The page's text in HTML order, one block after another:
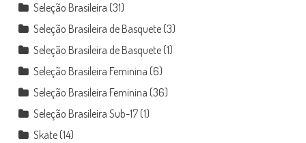
Seleção Brasileira (31)
Seleção Brasileira de Basquete(3)
Seleção Brasileira de Basquete(1)
Seleção Brasileira Feminina (6)
Seleção Brasileira Feminina (36)
Seleção Brasileira Sub-17(1)
Skate(14)